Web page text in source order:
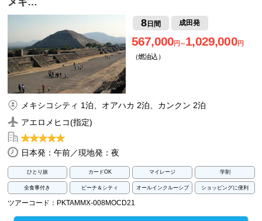
メキ…
8日間 成田発
567,000円～1,029,000円
（燃油込）
メキシコシティ 1泊、オアハカ 2泊、カンクン 2泊
アエロメヒコ(指定)
日本発：午前／現地発：夜
ひとり旅 カードOK マイレージ 学割
全食事付き ビーチ＆シティ オールインクルーシブ ショッピングに便利
ツアーコード：PKTAMMX-008MOCD21